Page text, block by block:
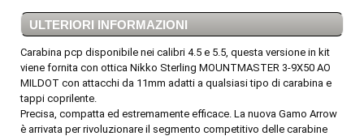
ULTERIORI INFORMAZIONI
Carabina pcp disponibile nei calibri 4.5 e 5.5, questa versione in kit
viene fornita con ottica Nikko Sterling MOUNTMASTER 3-9X50 AO
MILDOT con attacchi da 11mm adatti a qualsiasi tipo di carabina e
tappi coprilente.
Precisa, compatta ed estremamente efficace. La nuova Gamo Arrow
è arrivata per rivoluzionare il segmento competitivo delle carabine